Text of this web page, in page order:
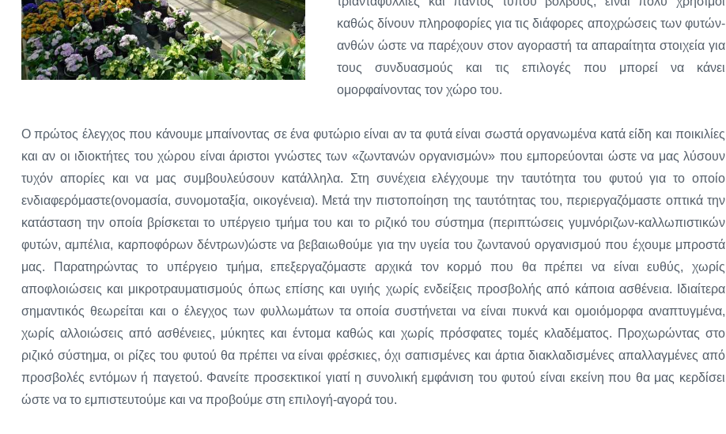
καθώς δίνουν πληροφορίες για τις διάφορες αποχρώσεις των φυτών-
ανθών ώστε να παρέχουν στον αγοραστή τα απαραίτητα στοιχεία για
τους συνδυασμούς και τις επιλογές που μπορεί να κάνει
ομορφαίνοντας τον χώρο του.
Ο πρώτος έλεγχος που κάνουμε μπαίνοντας σε ένα φυτώριο είναι αν τα φυτά είναι σωστά οργανωμένα κατά είδη και ποικιλίες
και αν οι ιδιοκτήτες του χώρου είναι άριστοι γνώστες των «ζωντανών οργανισμών» που εμπορεύονται ώστε να μας λύσουν
τυχόν απορίες και να μας συμβουλεύσουν κατάλληλα. Στη συνέχεια ελέγχουμε την ταυτότητα του φυτού για το οποίο
ενδιαφερόμαστε(ονομασία, συνομοταξία, οικογένεια). Μετά την πιστοποίηση της ταυτότητας του, περιεργαζόμαστε οπτικά την
κατάσταση την οποία βρίσκεται το υπέργειο τμήμα του και το ριζικό του σύστημα (περιπτώσεις γυμνόριζων-καλλωπιστικών
φυτών, αμπέλια, καρποφόρων δέντρων)ώστε να βεβαιωθούμε για την υγεία του ζωντανού οργανισμού που έχουμε μπροστά
μας. Παρατηρώντας το υπέργειο τμήμα, επεξεργαζόμαστε αρχικά τον κορμό που θα πρέπει να είναι ευθύς, χωρίς
αποφλοιώσεις και μικροτραυματισμούς όπως επίσης και υγιής χωρίς ενδείξεις προσβολής από κάποια ασθένεια. Ιδιαίτερα
σημαντικός θεωρείται και ο έλεγχος των φυλλωμάτων τα οποία συστήνεται να είναι πυκνά και ομοιόμορφα αναπτυγμένα,
χωρίς αλλοιώσεις από ασθένειες, μύκητες και έντομα καθώς και χωρίς πρόσφατες τομές κλαδέματος. Προχωρώντας στο
ριζικό σύστημα, οι ρίζες του φυτού θα πρέπει να είναι φρέσκιες, όχι σαπισμένες και άρτια διακλαδισμένες απαλλαγμένες από
προσβολές εντόμων ή παγετού. Φανείτε προσεκτικοί γιατί η συνολική εμφάνιση του φυτού είναι εκείνη που θα μας κερδίσει
ώστε να το εμπιστευτούμε και να προβούμε στη επιλογή-αγορά του.